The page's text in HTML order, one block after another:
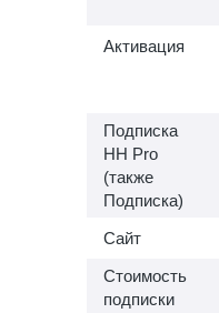
Активация
Подписка
HH Pro
(также
Подписка)
Сайт
Стоимость
подписки